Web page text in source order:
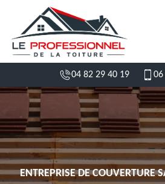
04 82 29 40 19 06
ENTREPRISE DE COUVERTURE